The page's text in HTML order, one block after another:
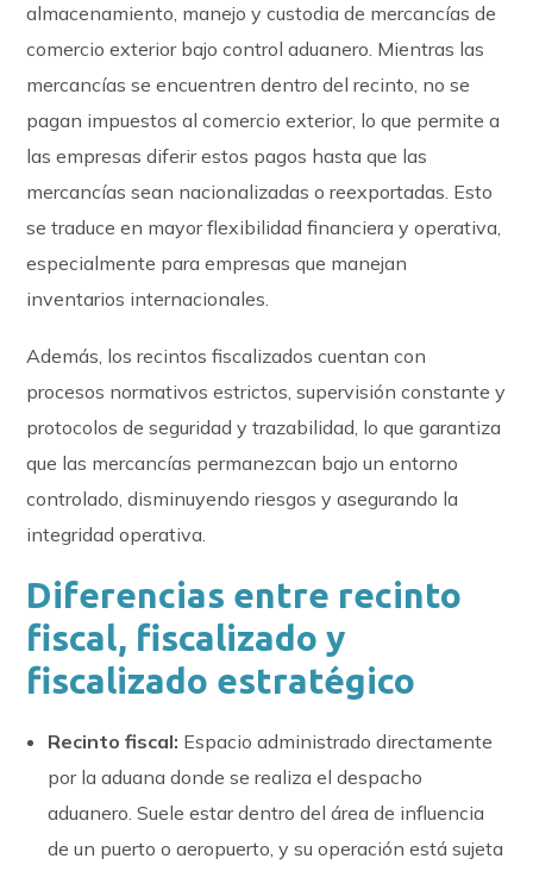
almacenamiento, manejo y custodia de mercancías de
comercio exterior bajo control aduanero. Mientras las
mercancías se encuentren dentro del recinto, no se
pagan impuestos al comercio exterior, lo que permite a
las empresas diferir estos pagos hasta que las
mercancías sean nacionalizadas o reexportadas. Esto
se traduce en mayor flexibilidad financiera y operativa,
especialmente para empresas que manejan
inventarios internacionales.
Además, los recintos fiscalizados cuentan con
procesos normativos estrictos, supervisión constante y
protocolos de seguridad y trazabilidad, lo que garantiza
que las mercancías permanezcan bajo un entorno
controlado, disminuyendo riesgos y asegurando la
integridad operativa.
Diferencias entre recinto
fiscal, fiscalizado y
fiscalizado estratégico
Recinto fiscal: Espacio administrado directamente
por la aduana donde se realiza el despacho
aduanero. Suele estar dentro del área de influencia
de un puerto o aeropuerto, y su operación está sujeta